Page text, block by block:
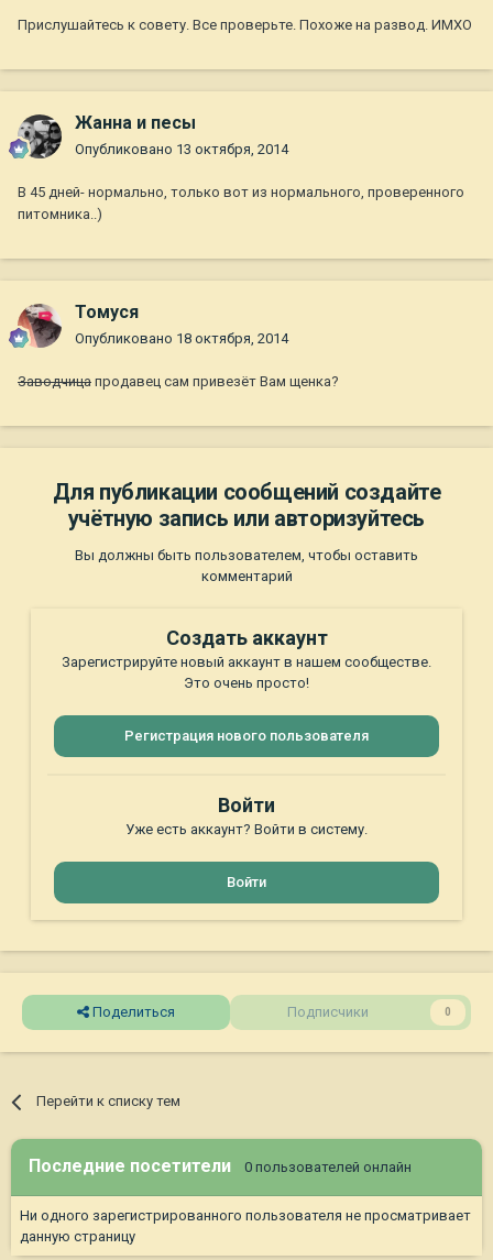
Прислушайтесь к совету. Все проверьте. Похоже на развод. ИМХО
Жанна и песы
Опубликовано 13 октября, 2014
В 45 дней- нормально, только вот из нормального, проверенного
питомника..)
Томуся
Опубликовано 18 октября, 2014
Заводчица продавец сам привезёт Вам щенка?
Для публикации сообщений создайте
учётную запись или авторизуйтесь
Вы должны быть пользователем, чтобы оставить
комментарий
Создать аккаунт
Зарегистрируйте новый аккаунт в нашем сообществе.
Это очень просто!
Регистрация нового пользователя
Войти
Уже есть аккаунт? Войти в систему.
Войти
Поделиться Подписчики 0
Перейти к списку тем
Последние посетители 0 пользователей онлайн
Ни одного зарегистрированного пользователя не просматривает
данную страницу